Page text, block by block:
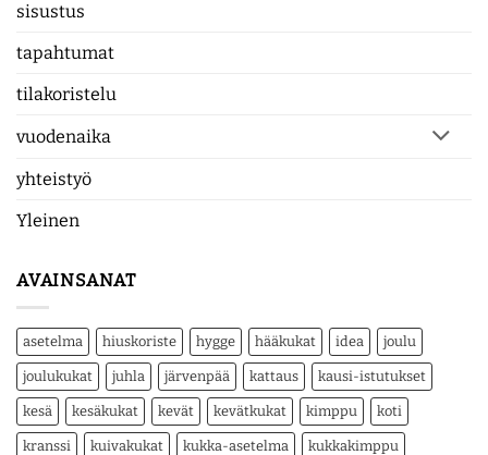
sisustus
tapahtumat
tilakoristelu
vuodenaika
yhteistyö
Yleinen
AVAINSANAT
asetelma hiuskoriste hygge hääkukat idea joulu
joulukukat juhla järvenpää kattaus kausi-istutukset
kesä kesäkukat kevät kevätkukat kimppu koti
kranssi kuivakukat kukka-asetelma kukkakimppu